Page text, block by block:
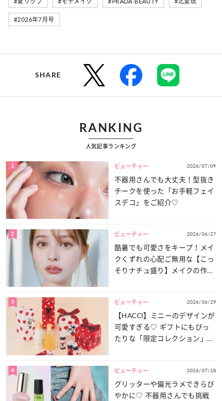
#2026年7月号
SHARE
RANKING
人気記事ランキング
1 ビューティー 2026/07/09
不器用さんでも大丈夫！型抜き
チークを使った「お手軽フェイ
スデコ」をご紹介♡
2 ビューティー 2026/06/27
酷暑でも可愛さをキープ！メイ
クくずれの心配ご無用な【こっ
そりナチュ盛り】メイクの作り
3 ビューティー 2026/06/29
【HACCI】ミニーのデザインが
可愛すぎる♡ ギフトにもぴっ
たりな「限定コレクション」が
4 ビューティー 2026/07/18
グリッターや偏光ラメできらび
やかに♡ 不器用さんでも挑戦